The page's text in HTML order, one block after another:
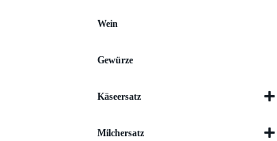
Wein
Gewürze
Käseersatz
Milchersatz